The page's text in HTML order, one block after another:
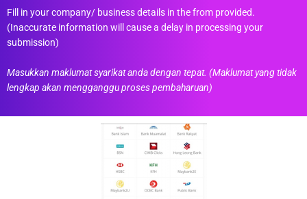
Fill in your company/ business details in the from provided.
(Inaccurate information will cause a delay in processing your
submission)
Masukkan maklumat syarikat anda dengan tepat. (Maklumat yang tidak
lengkap akan mengganggu proses pembaharuan)